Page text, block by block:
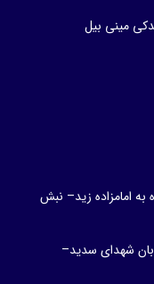
مینی بیل
امامزاده زید– نبش
شهدای سدید–